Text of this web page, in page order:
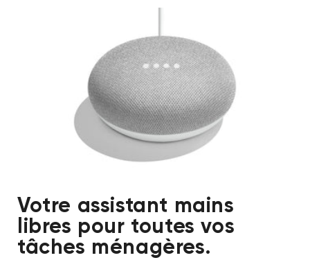
Votre assistant mains
libres pour toutes vos
tâches ménagères.